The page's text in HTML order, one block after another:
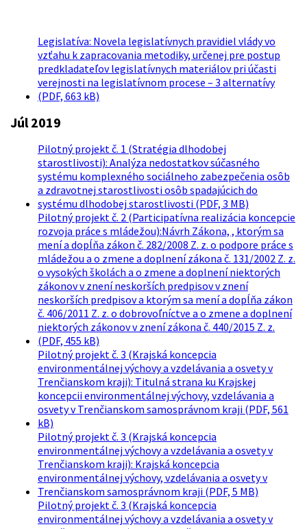
Legislatíva: Novela legislatívnych pravidiel vlády vo
vzťahu k zapracovania metodiky, určenej pre postup
predkladateľov legislatívnych materiálov pri účasti
verejnosti na legislatívnom procese – 3 alternatívy
(PDF, 663 kB)
Júl 2019
Pilotný projekt č. 1 (Stratégia dlhodobej
starostlivosti): Analýza nedostatkov súčasného
systému komplexného sociálneho zabezpečenia osôb
a zdravotnej starostlivosti osôb spadajúcich do
systému dlhodobej starostlivosti (PDF, 3 MB)
Pilotný projekt č. 2 (Participatívna realizácia koncepcie
rozvoja práce s mládežou):Návrh Zákona, , ktorým sa
mení a dopĺňa zákon č. 282/2008 Z. z. o podpore práce s
mládežou a o zmene a doplnení zákona č. 131/2002 Z. z.
o vysokých školách a o zmene a doplnení niektorých
zákonov v znení neskorších predpisov v znení
neskorších predpisov a ktorým sa mení a dopĺňa zákon
č. 406/2011 Z. z. o dobrovoľníctve a o zmene a doplnení
niektorých zákonov v znení zákona č. 440/2015 Z. z.
(PDF, 455 kB)
Pilotný projekt č. 3 (Krajská koncepcia
environmentálnej výchovy a vzdelávania a osvety v
Trenčianskom kraji): Titulná strana ku Krajskej
koncepcii environmentálnej výchovy, vzdelávania a
osvety v Trenčianskom samosprávnom kraji (PDF, 561
kB)
Pilotný projekt č. 3 (Krajská koncepcia
environmentálnej výchovy a vzdelávania a osvety v
Trenčianskom kraji): Krajská koncepcia
environmentálnej výchovy, vzdelávania a osvety v
Trenčianskom samosprávnom kraji (PDF, 5 MB)
Pilotný projekt č. 3 (Krajská koncepcia
environmentálnej výchovy a vzdelávania a osvety v